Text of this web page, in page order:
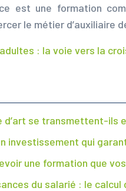
est une formation
le métier d’auxiliaire
: la voie vers la
d’art se transmettent-ils
investissement qui
une formation que
du salarié : le calcul